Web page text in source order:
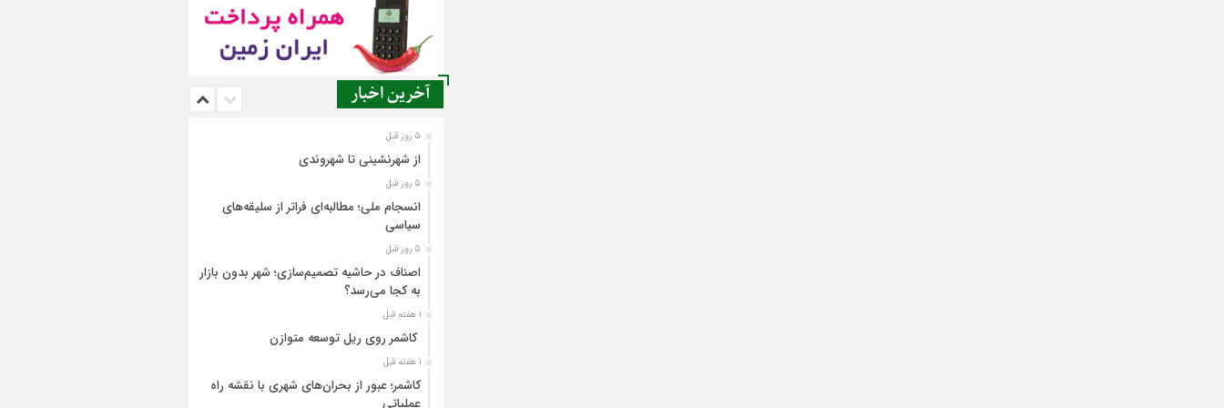
آخرین اخبار
5 روز قبل
از شهرنشینی تا شهروندی
5 روز قبل
انسجام ملی؛ مطالبه‌ای فراتر از سلیقه‌های
سیاسی
5 روز قبل
اصناف در حاشیه تصمیم‌سازی؛ شهر بدون بازار
به کجا می‌رسد؟
1 هفته قبل
کاشمر روی ریل توسعه متوازن
1 هفته قبل
کاشمر؛ عبور از بحران‌های شهری با نقشه راه
عملیاتی